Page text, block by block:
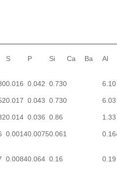
S P Si Ca Ba Al
0.016 0.042 0.730 6.10
0.017 0.043 0.730 6.03
0.014 0.036 0.86 1.33
0.00140.00750.061
0.00840.064 0.16 0.19